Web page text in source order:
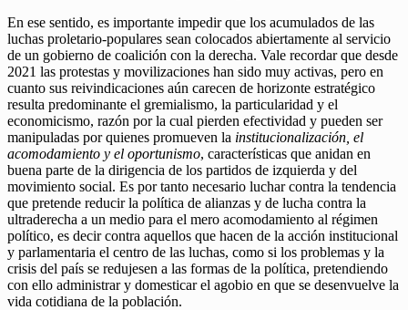
En ese sentido, es importante impedir que los acumulados de las
luchas proletario-populares sean colocados abiertamente al servicio
de un gobierno de coalición con la derecha. Vale recordar que desde
2021 las protestas y movilizaciones han sido muy activas, pero en
cuanto sus reivindicaciones aún carecen de horizonte estratégico
resulta predominante el gremialismo, la particularidad y el
economicismo, razón por la cual pierden efectividad y pueden ser
manipuladas por quienes promueven la institucionalización, el
acomodamiento y el oportunismo, características que anidan en
buena parte de la dirigencia de los partidos de izquierda y del
movimiento social. Es por tanto necesario luchar contra la tendencia
que pretende reducir la política de alianzas y de lucha contra la
ultraderecha a un medio para el mero acomodamiento al régimen
político, es decir contra aquellos que hacen de la acción institucional
y parlamentaria el centro de las luchas, como si los problemas y la
crisis del país se redujesen a las formas de la política, pretendiendo
con ello administrar y domesticar el agobio en que se desenvuelve la
vida cotidiana de la población.